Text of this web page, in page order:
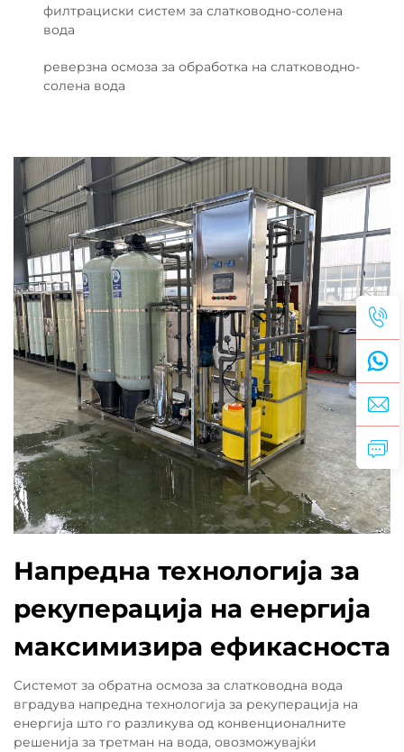
филтрациски систем за слатководно-солена
вода
реверзна осмоза за обработка на слатководно-
солена вода
Напредна технологија за
рекуперација на енергија
максимизира ефикасноста
Системот за обратна осмоза за слатководна вода
вградува напредна технологија за рекуперација на
енергија што го разликува од конвенционалните
решенија за третман на вода, овозможувајќи